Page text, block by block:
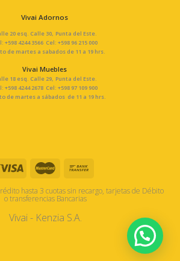
Vivai Adornos
20 esq. Calle 30, Punta del Este.
+598 4244 3566 Cel: +598 96 215 000
de martes a sabados de 11 a 19 hrs.
Vivai Muebles
18 esq. Calle 29, Punta del Este.
+598 4244 2678 Cel: +598 97 109 900
de martes a sábados de 11 a 19 hrs.
hasta 3 cuotas sin recargo, tarjetas de Débito
o transferencias Bancarias
Vivai - Kenzia S.A.